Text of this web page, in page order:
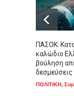
ΠΑΣΟΚ:
καλώδιο
βούληση
ΠΟΛΙΤΙΚΗ,